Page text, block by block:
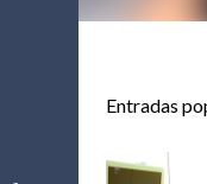
Entradas